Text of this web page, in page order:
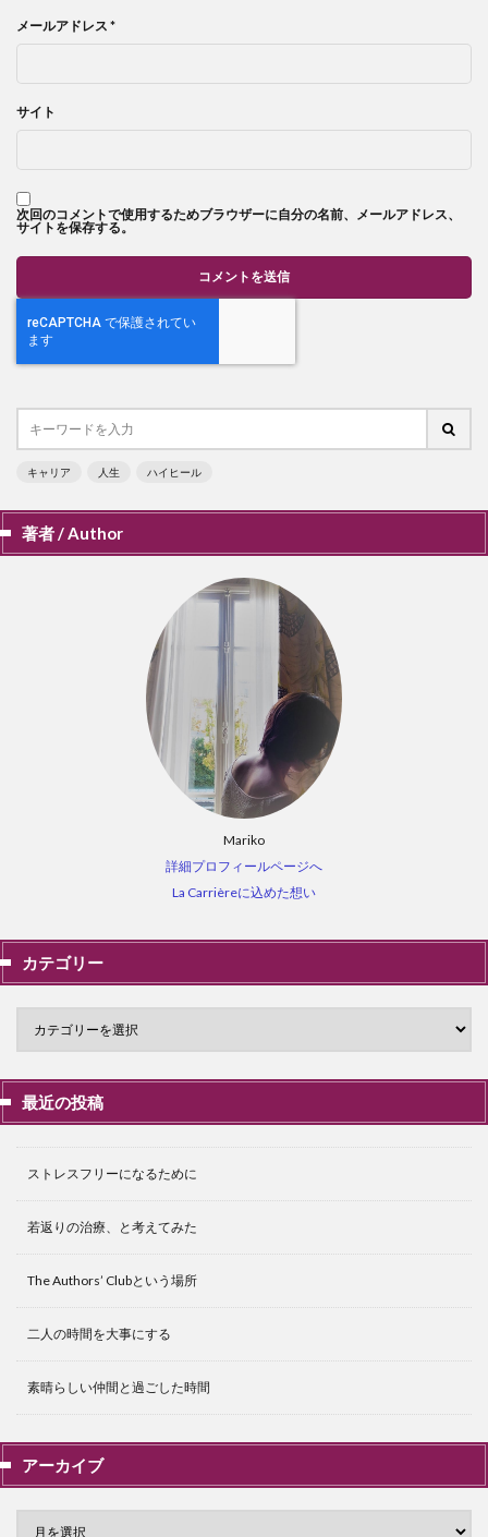
メールアドレス *
サイト
次回のコメントで使用するためブラウザーに自分の名前、メールアドレス、
サイトを保存する。
キャリア 人生 ハイヒール
著者 / Author
Mariko
詳細プロフィールページへ
La Carrièreに込めた想い
カテゴリー
最近の投稿
ストレスフリーになるために
若返りの治療、と考えてみた
The Authors’ Clubという場所
二人の時間を大事にする
素晴らしい仲間と過ごした時間
アーカイブ